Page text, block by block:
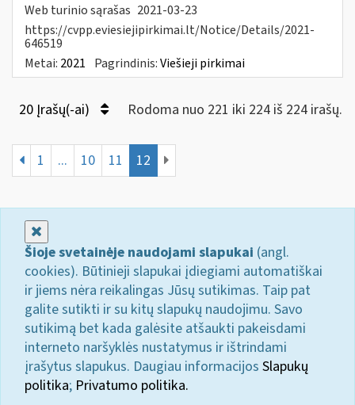
Web turinio sąrašas 2021-03-23
https://cvpp.eviesiejipirkimai.lt/Notice/Details/2021-
646519
Metai: 2021 Pagrindinis:Viešieji pirkimai
20 Įrašų(-ai) Rodoma nuo 221 iki 224 iš 224 irašų.
1 ... 10 11 12
Šioje svetainėje naudojami slapukai (angl.
cookies). Būtinieji slapukai įdiegiami automatiškai
ir jiems nėra reikalingas Jūsų sutikimas. Taip pat
galite sutikti ir su kitų slapukų naudojimu. Savo
sutikimą bet kada galėsite atšaukti pakeisdami
interneto naršyklės nustatymus ir ištrindami
įrašytus slapukus. Daugiau informacijos Slapukų
politika; Privatumo politika.